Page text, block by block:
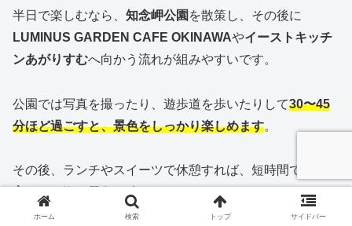
半日で楽しむなら、 知念岬公園 を散策し、その後に
LUMINUS GARDEN CAFE OKINAWAやイーストキッチ
ンあがりすむへ向かう流れが組みやすいです。
公園では写真を撮ったり、遊歩道を歩いたりして30〜45
分ほど過ごすと、景色をしっかり楽しめます。
その後、ランチやスイーツで休憩すれば、短時間でも
らしい海の景色を味わえます。
ホーム 検索 トップ サイドバー